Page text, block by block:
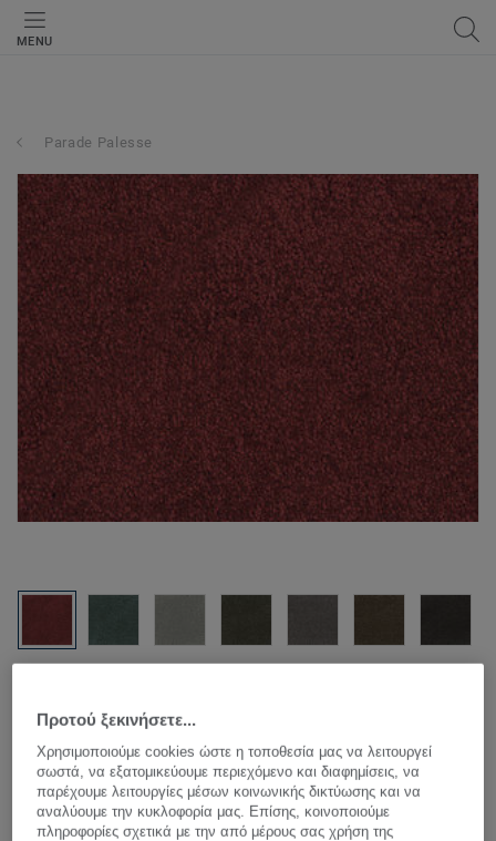
MENU
Parade Palesse
Carpet Rolls Custom Made Rugs
Parade Palesse - Palesse B129
111
Προτού ξεκινήσετε...
Χρησιμοποιούμε cookies ώστε η τοποθεσία μας να λειτουργεί
σωστά, να εξατομικεύουμε περιεχόμενο και διαφημίσεις, να
παρέχουμε λειτουργίες μέσων κοινωνικής δικτύωσης και να
αναλύουμε την κυκλοφορία μας. Επίσης, κοινοποιούμε
πληροφορίες σχετικά με την από μέρους σας χρήση της